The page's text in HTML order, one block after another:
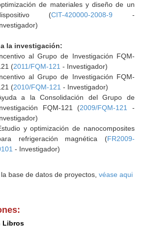
de materiales y diseño de un
(CIT-420000-2008-9 -
la investigación:
al Grupo de Investigación FQM-
(2011/FQM-121 - Investigador)
al Grupo de Investigación FQM-
(2010/FQM-121 - Investigador)
a la Consolidación del Grupo de
FQM-121 (2009/FQM-121
-
y optimización de nanocomposites
refrigeración magnética (FR2009-
- Investigador)
base de datos de proyectos, véase aqui
Libros